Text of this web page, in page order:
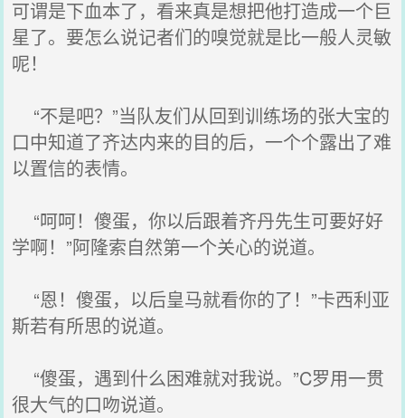
可谓是下血本了，看来真是想把他打造成一个巨
星了。要怎么说记者们的嗅觉就是比一般人灵敏
呢！
“不是吧？”当队友们从回到训练场的张大宝的
口中知道了齐达内来的目的后，一个个露出了难
以置信的表情。
“呵呵！傻蛋，你以后跟着齐丹先生可要好好
学啊！”阿隆索自然第一个关心的说道。
“恩！傻蛋，以后皇马就看你的了！”卡西利亚
斯若有所思的说道。
“傻蛋，遇到什么困难就对我说。”C罗用一贯
很大气的口吻说道。